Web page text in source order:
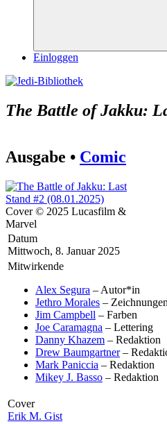
Einloggen
The Battle of Jakku:
Ausgabe • Comic
Cover © 2025 Lucasfilm &
Marvel
Datum
Mittwoch, 8. Januar 2025
Mitwirkende
Alex Segura – Autor*in
Jethro Morales – Zeichnungen
Jim Campbell – Farben
Joe Caramagna – Lettering
Danny Khazem – Redaktion
Drew Baumgartner–
Mark Paniccia – Redaktion
Mikey J. Basso – Redaktion
Cover
Erik M. Gist